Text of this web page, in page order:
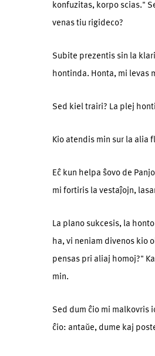
konfuzitas, korpo scias."
venas tiu rigideco?
Subite prezentis sin la
hontinda. Honta, mi levas
Sed kiel trairi? La plej
Kio atendis min sur la alia
Eĉ kun helpa ŝovo de
mi fortiris la vestaĵojn,
La plano sukcesis, la
ha, vi neniam divenos kio
pensas pri aliaj homoj?"
min.
Sed dum ĉio mi malkovris
ĉio: antaŭe, dume kaj